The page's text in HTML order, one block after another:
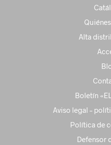
Alta
Boletín
Aviso legal –
Política de
Defensor